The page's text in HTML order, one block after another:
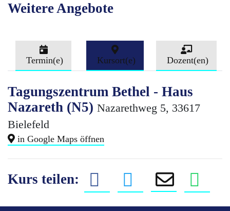
Weitere Angebote
Termin(e) Kursort(e) Dozent(en)
Tagungszentrum Bethel - Haus
Nazareth (N5) Nazarethweg 5, 33617
Bielefeld
in Google Maps öffnen
Kurs teilen: